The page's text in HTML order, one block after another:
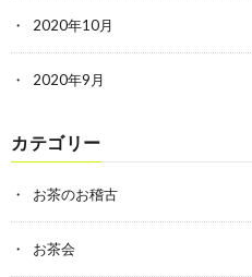
2020年10月
2020年9月
カテゴリー
お茶のお稽古
お茶会